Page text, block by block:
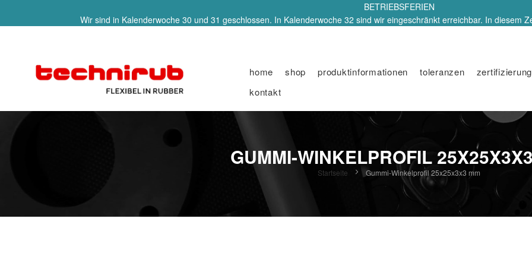
BETRIEBSFERIEN
Wir sind in Kalenderwoche 30 und 31 geschlossen. In Kalenderwoche 32 sind wir eingeschränkt erreichbar. In diesem
home shop produktinformationen toleranzen zertifizierung
kontakt
GUMMI-WINKELPROFIL
Startseite Gummi-Winkelprofil 25x25x3x3 mm